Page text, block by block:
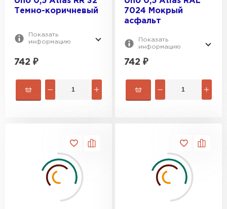
Темно-коричневый
Показать
информацию
742 ₽
7024 Мокрый
асфальт
Показать
информацию
742 ₽